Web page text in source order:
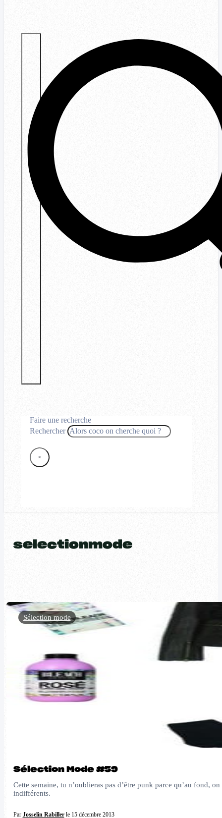
Faire une recherche
Rechercher
×
selectionmode
Sélection Mode #59
Cette semaine, tu n’oublieras pas d’être punk parce qu’au fond,
indifférents.
Par Josselin Rabillerle 15 décembre 2013
Sélection mode